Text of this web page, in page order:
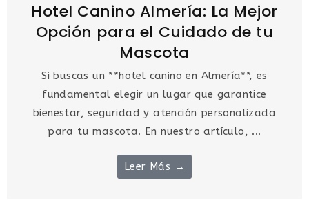
Hotel Canino Almería: La Mejor
Opción para el Cuidado de tu
Mascota
Si buscas un **hotel canino en Almería**, es
fundamental elegir un lugar que garantice
bienestar, seguridad y atención personalizada
para tu mascota. En nuestro artículo, ...
Leer Más →